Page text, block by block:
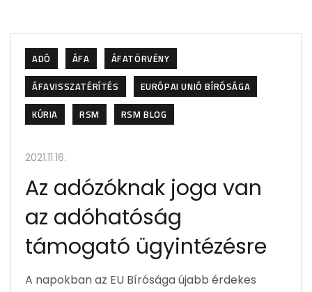
ADÓ ÁFA
ÁFATÖRVÉNY
ÁFAVISSZATÉRÍTÉS
EURÓPAI UNIÓ BÍRÓSÁGA
KÚRIA
RSM RSM BLOG
2021.11.16.
Az adózóknak joga van
az adóhatóság
támogató ügyintézésre
A napokban az EU Bírósága újabb érdekes